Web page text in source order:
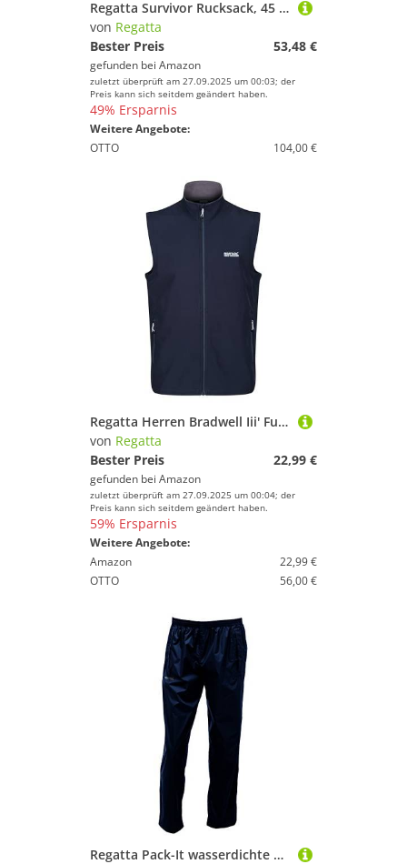
Regatta Survivor Rucksack, 45 l, aus reflektierendem, strapazierfähigem und strapazierfähigem Stoff, perfekt für Spaziergänge, Wandern, Camping und Trekking, gemischt, L, Casual
von Regatta
Bester Preis
53,48 €
gefunden bei Amazon
zuletzt überprüft am 27.09.2025 um 00:03; der
Preis kann sich seitdem geändert haben.
49% Ersparnis
Weitere Angebote:
OTTO
104,00 €
Regatta Herren Bradwell Iii' Full Zip Wind Resistant Softshell Gilet Bodywarmers, Navy, 50 EU
von Regatta
Bester Preis
22,99 €
gefunden bei Amazon
zuletzt überprüft am 27.09.2025 um 00:04; der
Preis kann sich seitdem geändert haben.
59% Ersparnis
Weitere Angebote:
Amazon
22,99 €
OTTO
56,00 €
Regatta Pack-It wasserdichte und atmungsaktive Überziehhose